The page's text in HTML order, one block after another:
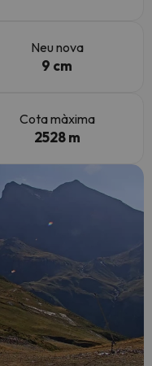
Neu nova
9 cm
Cota màxima
2528 m